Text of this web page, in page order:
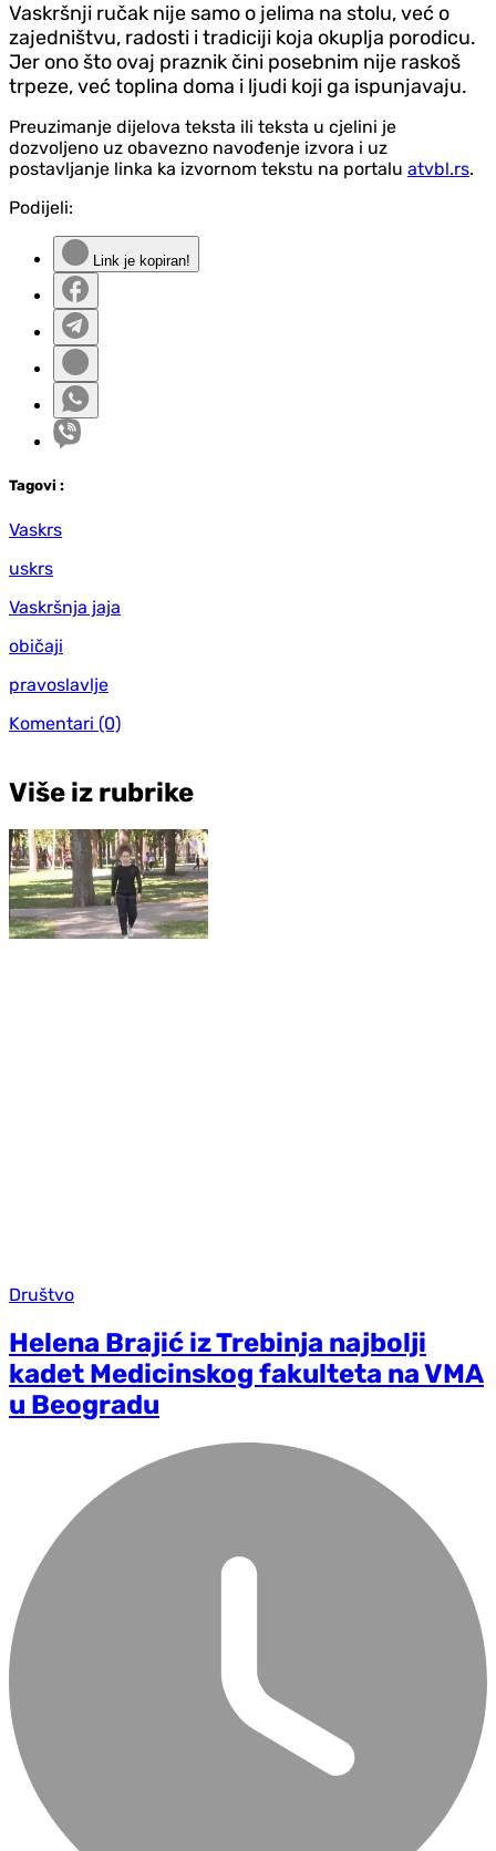
Vaskršnji ručak nije samo o jelima na stolu, već o
zajedništvu, radosti i tradiciji koja okuplja porodicu.
Jer ono što ovaj praznik čini posebnim nije raskoš
trpeze, već toplina doma i ljudi koji ga ispunjavaju.
Preuzimanje dijelova teksta ili teksta u cjelini je
dozvoljeno uz obavezno navođenje izvora i uz
postavljanje linka ka izvornom tekstu na portalu atvbl.rs.
Podijeli:
Link je kopiran!
Tagovi :
Vaskrs
uskrs
Vaskršnja jaja
običaji
pravoslavlje
Komentari (0)
Više iz rubrike
Društvo
Helena Brajić iz Trebinja najbolji
kadet Medicinskog fakulteta na VMA
u Beogradu